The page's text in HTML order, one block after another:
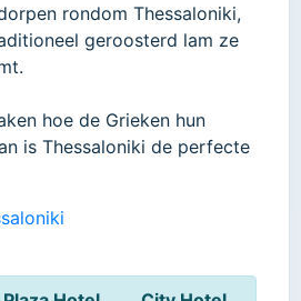
rondom Thessaloniki,
geroosterd lam ze
hoe de Grieken hun
is Thessaloniki de perfecte